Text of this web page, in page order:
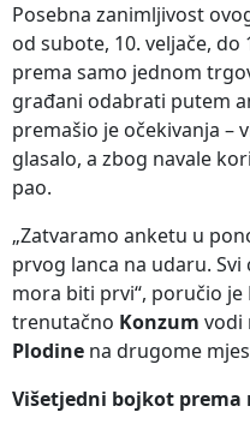
Posebna zanimljivost
od subote, 10. veljače,
prema samo jednom
građani odabrati putem
premašio je očekivanja –
glasalo, a zbog navale
pao.
„Zatvaramo anketu u
prvog lanca na udaru.
mora biti prvi“, poručio je
trenutačno Konzum vodi
Plodine na drugome
Višetjedni bojkot prema